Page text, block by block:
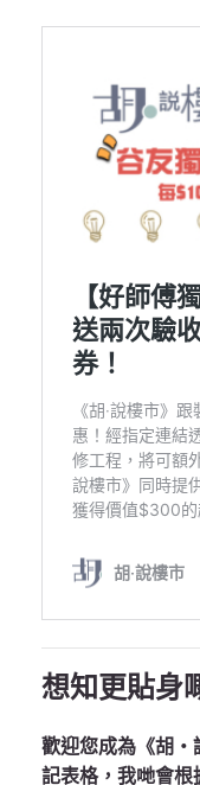
想知更貼身
歡迎您成為《胡‧
記表格，我哋會根